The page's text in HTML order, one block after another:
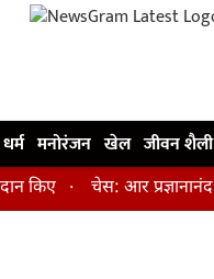
धर्म मनोरंजन खेल जीवन शैली
चेस: आर प्रज्ञानानंद ने